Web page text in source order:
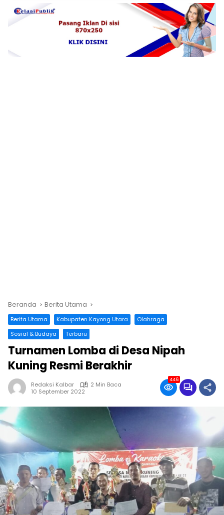
Beranda Berita Utama
Berita Utama Kabupaten Kayong Utara
Olahraga
Sosial & Budaya
Terbaru
Turnamen Lomba di Desa Nipah
Kuning Resmi Berakhir
Redaksi Kalbar
2 Min Baca
10 September 2022
446